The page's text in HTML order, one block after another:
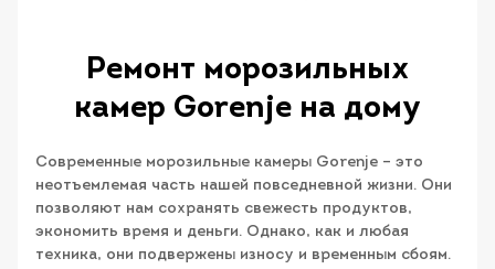
Ремонт морозильных
камер Gorenje на дому
Современные морозильные камеры Gorenje – это
неотъемлемая часть нашей повседневной жизни. Они
позволяют нам сохранять свежесть продуктов,
экономить время и деньги. Однако, как и любая
техника, они подвержены износу и временным сбоям.